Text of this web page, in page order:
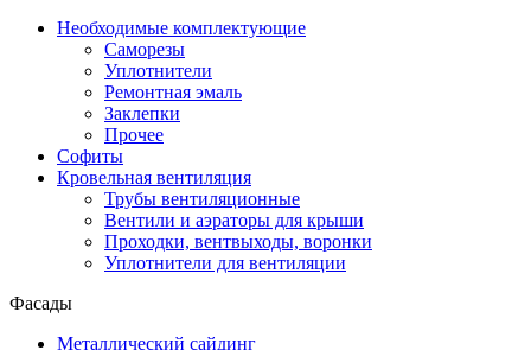
Необходимые комплектующие
Саморезы
Уплотнители
Ремонтная эмаль
Заклепки
Прочее
Софиты
Кровельная вентиляция
Трубы вентиляционные
Вентили и аэраторы для крыши
Проходки, вентвыходы, воронки
Уплотнители для вентиляции
Фасады
Металлический сайдинг